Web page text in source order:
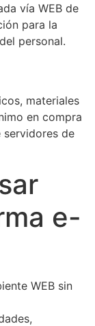
vía WEB de
para la
personal.
materiales
en compra
de
e-
WEB sin